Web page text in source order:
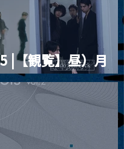
|【観覧】昼）月
』